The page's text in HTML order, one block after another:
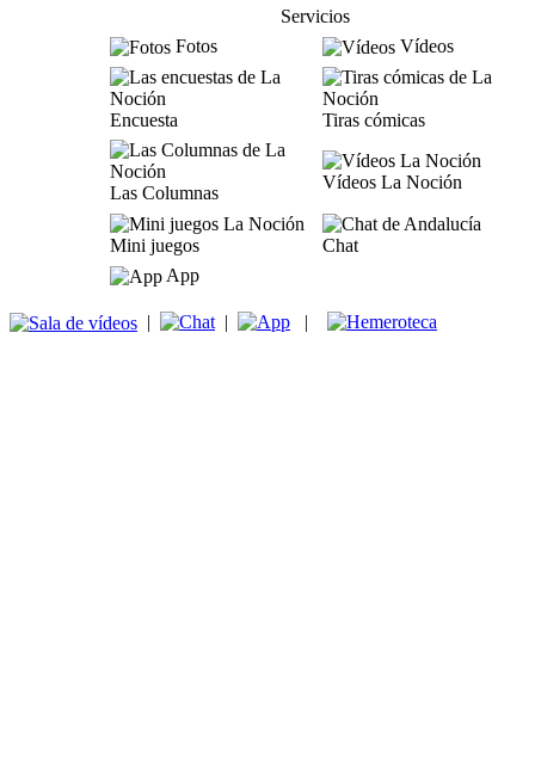
Servicios
Fotos
Vídeos
Encuesta Tiras cómicas
Las Columnas
Vídeos La Noción
Mini juegos
Chat
App
| | |